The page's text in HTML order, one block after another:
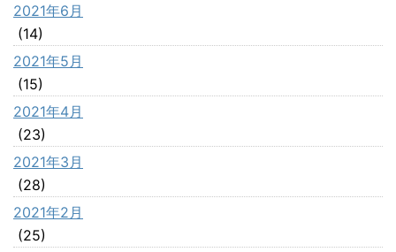
2021年6月
(14)
2021年5月
(15)
2021年4月
(23)
2021年3月
(28)
2021年2月
(25)